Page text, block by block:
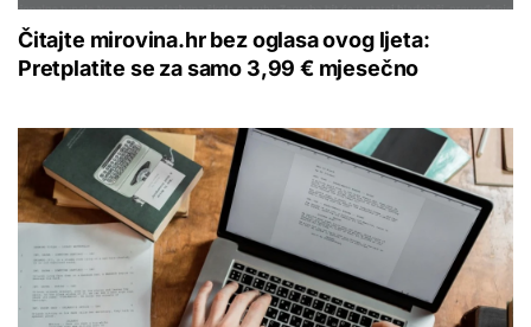
Čitajte mirovina.hr bez oglasa ovog ljeta:
Pretplatite se za samo 3,99 € mjesečno